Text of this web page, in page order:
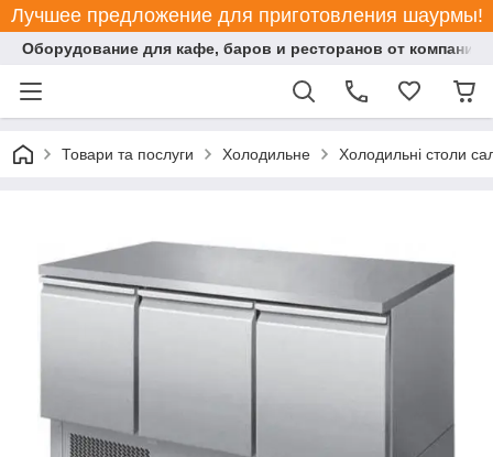
Лучшее предложение для приготовления шаурмы!
Оборудование для кафе, баров и ресторанов от компании
Товари та послуги Холодильне Холодильні столи